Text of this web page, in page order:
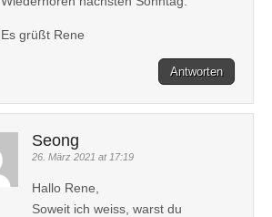
Es grüßt Rene
Antworten
Seong
26. März 2021 at 17:19
Hallo Rene,
Soweit ich weiss, warst du